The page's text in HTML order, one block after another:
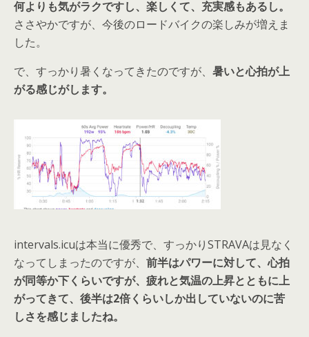
何よりも気がラクですし、楽しくて、充実感もあるし。
ささやかですが、今後のロードバイクの楽しみが増えま
した。
で、すっかり暑くなってきたのですが、 暑いと心拍が上
がる感じがします。
intervals.icuは本当に優秀で、すっかりSTRAVAは見なく
なってしまったのですが、 前半はパワーに対して、心拍
が同等か下くらいですが、疲れと気温の上昇とともに上
がってきて、後半は2倍くらいしか出していないのに苦
しさを感じましたね。